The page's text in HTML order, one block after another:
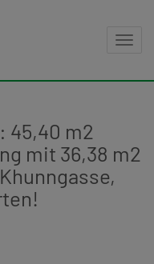
45,40 m2
mit 36,38 m2